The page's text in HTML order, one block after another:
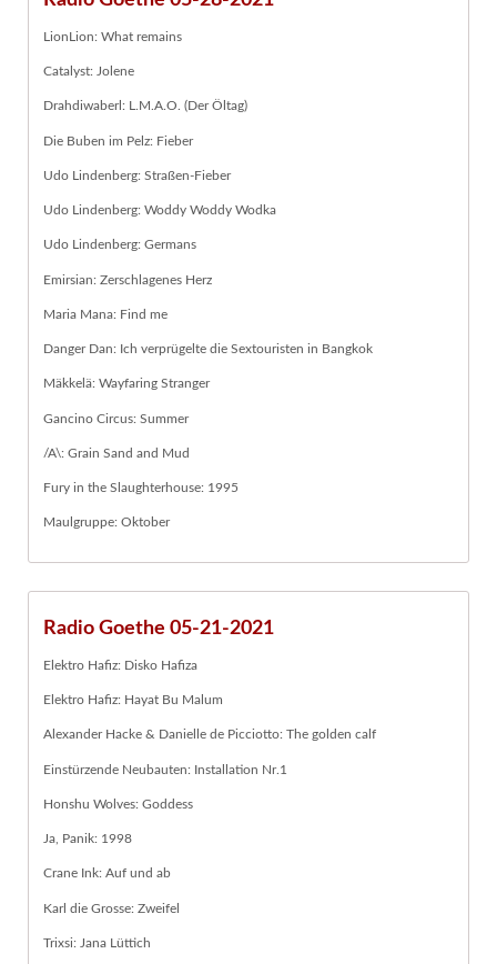
LionLion: What remains
Catalyst: Jolene
Drahdiwaberl: L.M.A.O. (Der Öltag)
Die Buben im Pelz: Fieber
Udo Lindenberg: Straßen-Fieber
Udo Lindenberg: Woddy Woddy Wodka
Udo Lindenberg: Germans
Emirsian: Zerschlagenes Herz
Maria Mana: Find me
Danger Dan: Ich verprügelte die Sextouristen in Bangkok
Mäkkelä: Wayfaring Stranger
Gancino Circus: Summer
/A\: Grain Sand and Mud
Fury in the Slaughterhouse: 1995
Maulgruppe: Oktober
Radio Goethe 05-21-2021
Elektro Hafiz: Disko Hafiza
Elektro Hafiz: Hayat Bu Malum
Alexander Hacke & Danielle de Picciotto: The golden calf
Einstürzende Neubauten: Installation Nr.1
Honshu Wolves: Goddess
Ja, Panik: 1998
Crane Ink: Auf und ab
Karl die Grosse: Zweifel
Trixsi: Jana Lüttich